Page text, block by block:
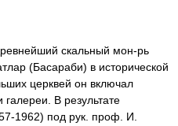
скальный мон-рь
(Басараби) в исторической
церквей он включал
В результате
1962) под рук. проф. И.